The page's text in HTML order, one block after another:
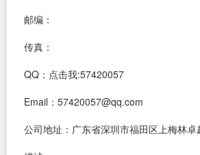
邮编：
传真：
QQ： 点击我:57420057
Email：57420057@qq.com
公司地址：广东省深圳市福田区上梅林